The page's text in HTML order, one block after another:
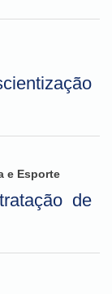
e Esporte
de